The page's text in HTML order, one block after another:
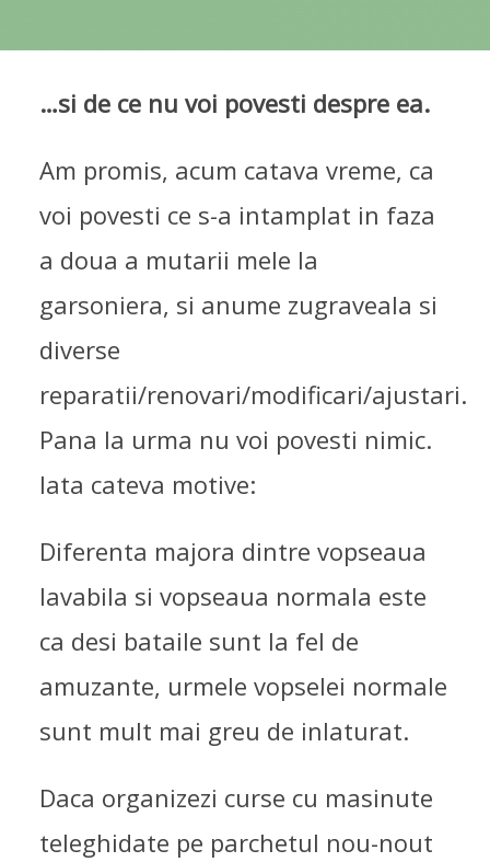
…si de ce nu voi povesti despre ea.
Am promis, acum catava vreme, ca
voi povesti ce s-a intamplat in faza
a doua a mutarii mele la
garsoniera, si anume zugraveala si
diverse
reparatii/renovari/modificari/ajustari.
Pana la urma nu voi povesti nimic.
Iata cateva motive:
Diferenta majora dintre vopseaua
lavabila si vopseaua normala este
ca desi bataile sunt la fel de
amuzante, urmele vopselei normale
sunt mult mai greu de inlaturat.
Daca organizezi curse cu masinute
teleghidate pe parchetul nou-nout